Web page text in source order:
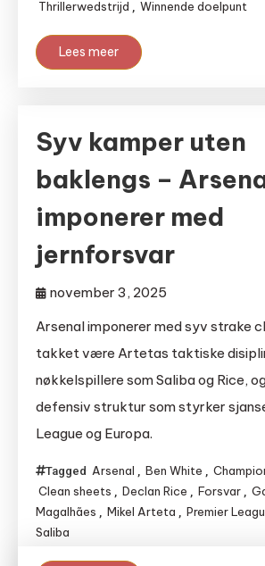
Thrillerwedstrijd , Winnende doelpunt
Lees meer
Syv kamper uten
baklengs –
imponerer med
jernforsvar
november 3, 2025
Arsenal imponerer med syv strake
takket være Artetas taktiske
nøkkelspillere som Saliba og Rice,
defensiv struktur som styrker
League og Europa.
Tagged Arsenal , Ben White ,
Clean sheets , Declan Rice , Forsvar ,
Magalhães , Mikel Arteta , Premier
Saliba